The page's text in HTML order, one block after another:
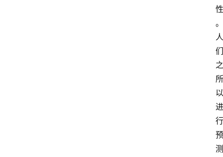
性
。
人
们
之
所
以
进
行
预
测